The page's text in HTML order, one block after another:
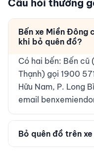
Câu hỏi thường
Bến xe Miền Đông
khi bỏ quên đồ?
Có hai bến: Bến cũ
Thạnh) gọi 1900
Hữu Nam, P. Long
email
Bỏ quên đồ trên